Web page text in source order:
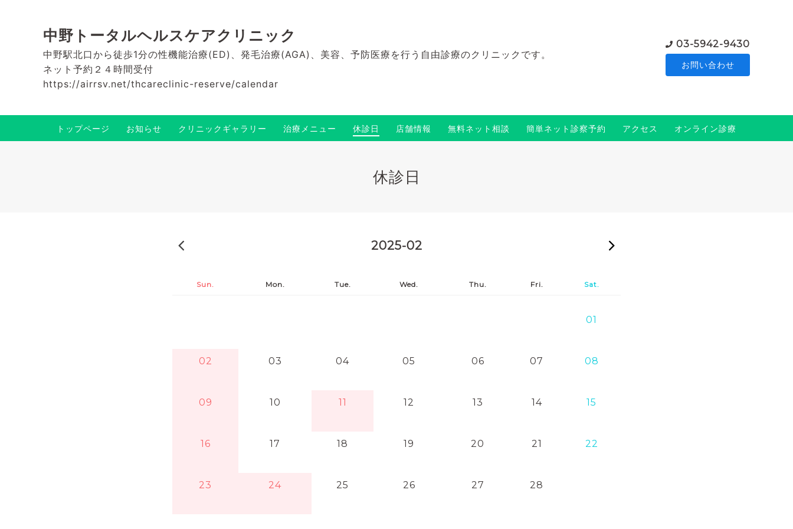
中野トータルヘルスケアクリニック
中野駅北口から徒歩1分の性機能治療(ED)、発毛治療(AGA)、美容、予防医療を行う自由診療のクリニックです。
ネット予約２４時間受付
https://airrsv.net/thcareclinic-reserve/calendar
03-5942-9430
お問い合わせ
トップページ お知らせ クリニックギャラリー 治療メニュー 休診日 店舗情報 無料ネット相談 簡単ネット診察予約 アクセス オンライン診療
休診日
2025-02
Sun. Mon. Tue. Wed. Thu. Fri. Sat.
01
02 03 04 05 06 07 08
09 10 11 12 13 14 15
16 17 18 19 20 21 22
23 24 25 26 27 28